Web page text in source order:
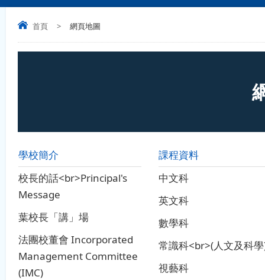
首頁 > 網頁地圖
學校簡介
校長的話<br>Principal's
Message
葉校長「講」場
法團校董會 Incorporated
Management Committee
(IMC)
課程資料
中文科
英文科
數學科
常識科<br>(人文及科
視藝科